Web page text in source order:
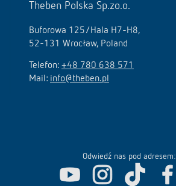
Theben Polska Sp.zo.o.
Buforowa 125/Hala H7-H8,
52-131 Wrocław, Poland
Telefon: +48 780 638 571
Mail: info@theben.pl
Odwiedź nas pod adresem: